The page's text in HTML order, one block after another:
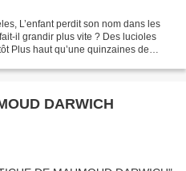
L’enfant perdit son nom dans les
il grandir plus vite ? Des lucioles
Plus haut qu’une quinzaines de
DARWICH